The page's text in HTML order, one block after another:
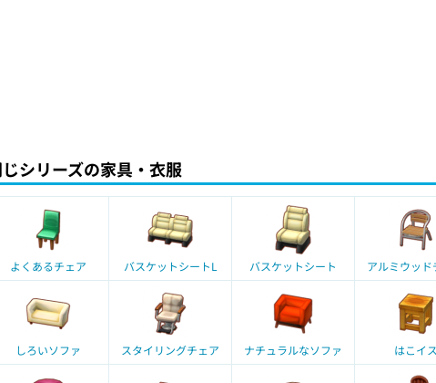
シリーズの家具・衣服
よくあるチェア バスケットシートL バスケットシート アルミウッド
しろいソファ スタイリングチェア ナチュラルなソファ はこイ